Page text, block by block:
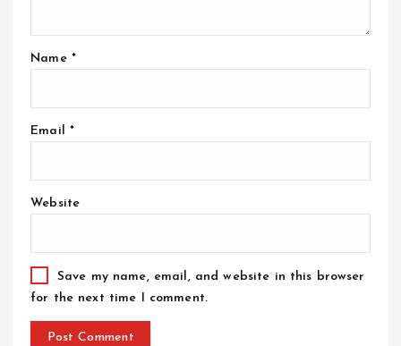
Name *
Email *
Website
Save my name, email, and website in this browser
for the next time I comment.